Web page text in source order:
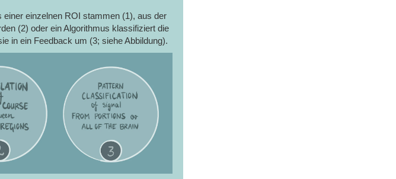
einzelnen ROI stammen (1), aus der
(2) oder ein Algorithmus klassifiziert die
in ein Feedback um (3; siehe Abbildung).